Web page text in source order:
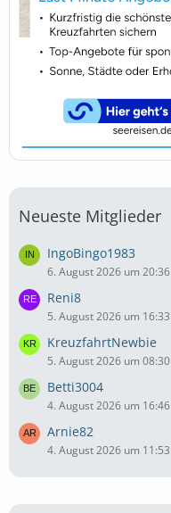
Neueste Mitglieder
IngoBingo1983
6. August 2026 um 20:36
Reni8
5. August 2026 um 16:33
KreuzfahrtNewbie
5. August 2026 um 08:30
Betti3004
4. August 2026 um 16:46
Arnie82
4. August 2026 um 11:53